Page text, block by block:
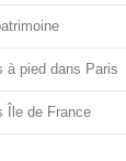
à pied dans Paris
Île de France